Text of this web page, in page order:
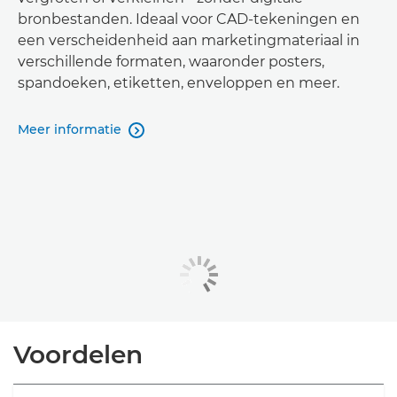
bronbestanden. Ideaal voor CAD-tekeningen en
een verscheidenheid aan marketingmateriaal in
verschillende formaten, waaronder posters,
spandoeken, etiketten, enveloppen en meer.
Meer informatie 
Voordelen